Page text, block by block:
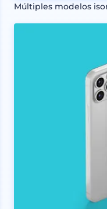
Múltiples modelos